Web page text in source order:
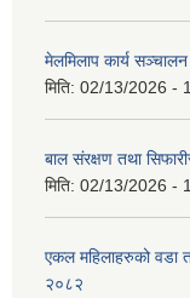
मेलमिलाप कार्य सञ्चालन
मिति: 02/13/2026 -
बाल संरक्षण तथा
मिति: 02/13/2026 -
एकल महिलाहरुको वडा
२०८२